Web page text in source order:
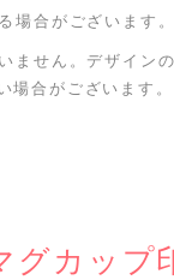
場合がございます
ません。デザイン
場合がございます。
グカップ